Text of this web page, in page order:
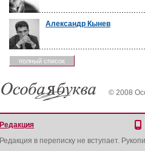
Александр Кынев
полный список
© 2008
Редакция
Редакция в переписку не вступает.